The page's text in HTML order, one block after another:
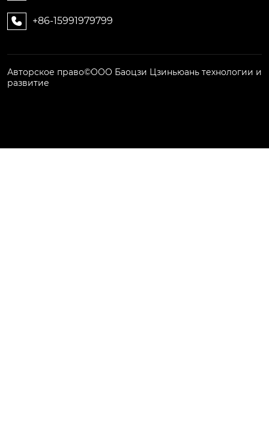
 +86-15991979799
Авторское право©ООО Баоцзи Цзиньюань технологии и
развитие